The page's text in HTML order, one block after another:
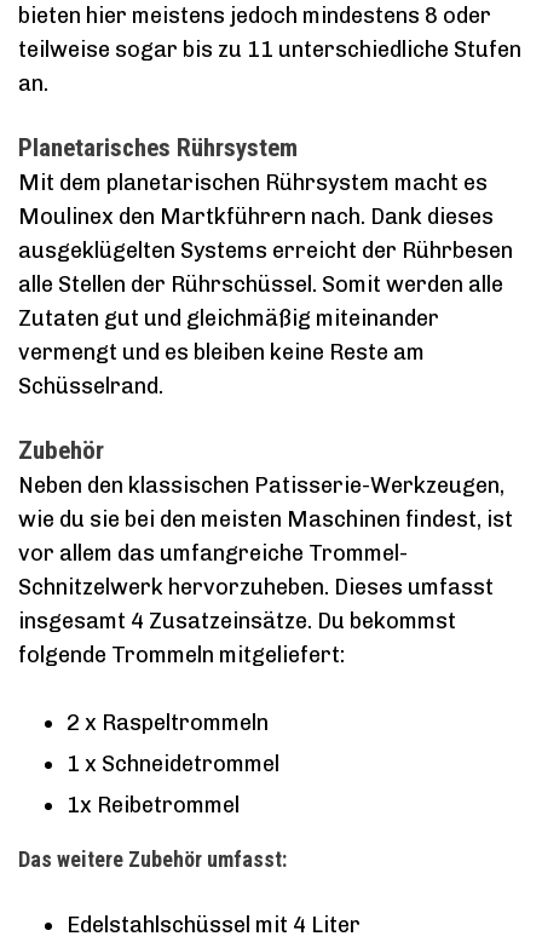
bieten hier meistens jedoch mindestens 8 oder
teilweise sogar bis zu 11 unterschiedliche Stufen
an.
Planetarisches Rührsystem
Mit dem planetarischen Rührsystem macht es
Moulinex den Martkführern nach. Dank dieses
ausgeklügelten Systems erreicht der Rührbesen
alle Stellen der Rührschüssel. Somit werden alle
Zutaten gut und gleichmäßig miteinander
vermengt und es bleiben keine Reste am
Schüsselrand.
Zubehör
Neben den klassischen Patisserie-Werkzeugen,
wie du sie bei den meisten Maschinen findest, ist
vor allem das umfangreiche Trommel-
Schnitzelwerk hervorzuheben. Dieses umfasst
insgesamt 4 Zusatzeinsätze. Du bekommst
folgende Trommeln mitgeliefert:
2 x Raspeltrommeln
1 x Schneidetrommel
1x Reibetrommel
Das weitere Zubehör umfasst:
Edelstahlschüssel mit 4 Liter